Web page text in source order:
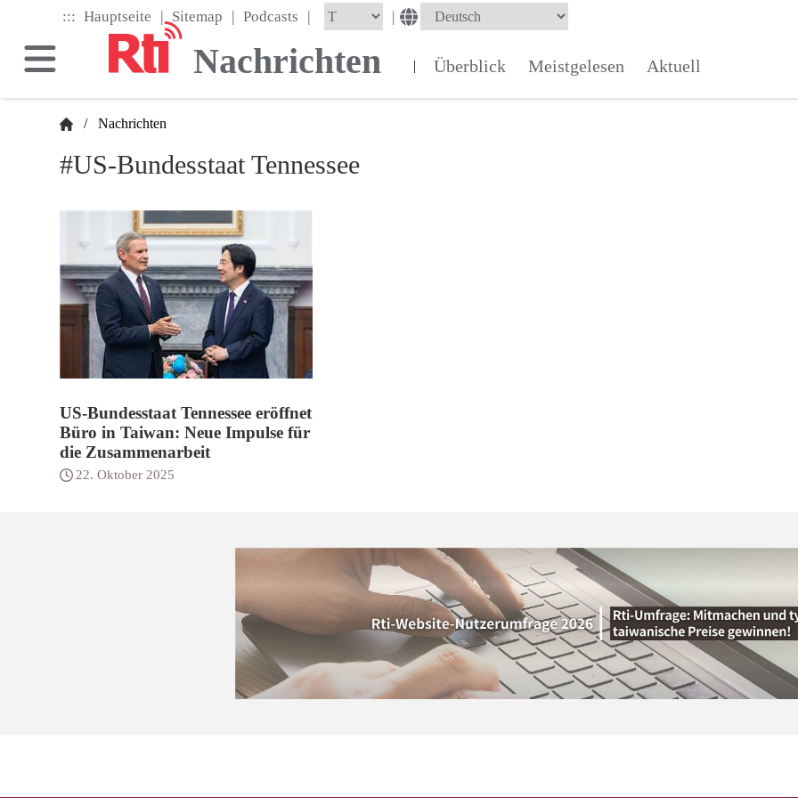
main
content
::: Hauptseite | Sitemap | Podcasts | |
Nachrichten | Überblick Meistgelesen Aktuell
/ Nachrichten
#US-Bundesstaat Tennessee
US-Bundesstaat Tennessee eröffnet
Büro in Taiwan: Neue Impulse für
die Zusammenarbeit
22. Oktober 2025